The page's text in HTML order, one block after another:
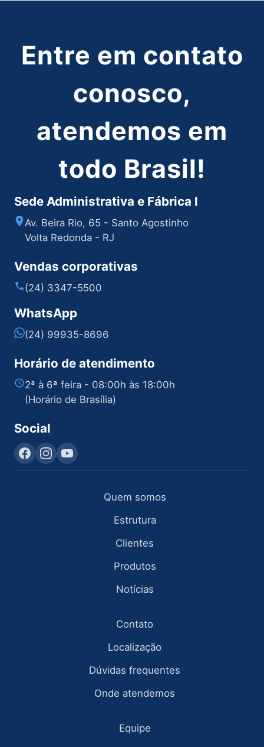
Entre em contato
conosco,
atendemos em
todo Brasil!
Sede Administrativa e Fábrica I
Av. Beira Rio, 65 - Santo Agostinho
Volta Redonda - RJ
Vendas corporativas
(24) 3347-5500
WhatsApp
(24) 99935-8696
Horário de atendimento
2ª à 6ª feira - 08:00h às 18:00h
(Horário de Brasília)
Social
Quem somos
Estrutura
Clientes
Produtos
Notícias
Contato
Localização
Dúvidas frequentes
Onde atendemos
Equipe